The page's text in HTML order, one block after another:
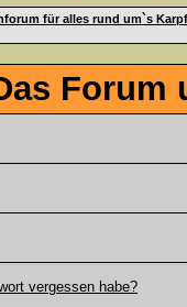
für alles rund um`s
Forum
vergessen habe?